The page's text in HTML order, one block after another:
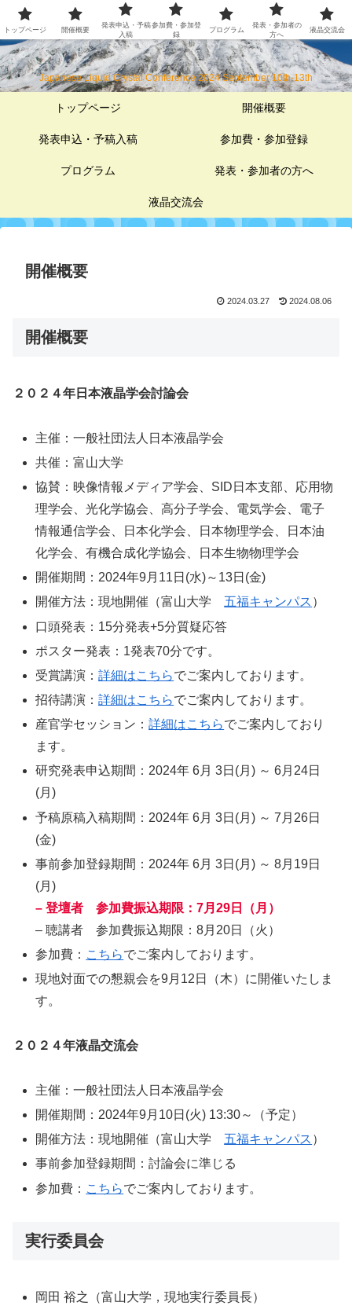
2024年日本液晶学会討論会・液晶交流会
Japanese Liquid Crystal Conference 2024 September 10th-13th
トップページ 開催概要
発表申込・予稿入稿 参加費・参加登録
プログラム 発表・参加者の方へ
液晶交流会
開催概要
2024.03.27 2024.08.06
開催概要
２０２４年日本液晶学会討論会
主催：一般社団法人日本液晶学会
共催：富山大学
協賛：映像情報メディア学会、SID日本支部、応用物
理学会、光化学協会、高分子学会、電気学会、電子
情報通信学会、日本化学会、日本物理学会、日本油
化学会、有機合成化学協会、日本生物物理学会
開催期間：2024年9月11日(水)～13日(金)
開催方法：現地開催（富山大学 五福キャンパス ）
口頭発表：15分発表+5分質疑応答
ポスター発表：1発表70分です。
受賞講演：詳細はこちらでご案内しております。
招待講演：詳細はこちらでご案内しております。
産官学セッション：詳細はこちらでご案内しており
ます。
研究発表申込期間：2024年 6月 3日(月) ～ 6月24日
(月)
予稿原稿入稿期間：2024年 6月 3日(月) ～ 7月26日
(金)
事前参加登録期間：2024年 6月 3日(月) ～ 8月19日
(月)
– 登壇者 参加費振込期限：7月29日（月）
– 聴講者 参加費振込期限：8月20日（火）
参加費： こちらでご案内しております。
現地対面での懇親会を9月12日（木）に開催いたしま
す。
２０２４年液晶交流会
主催：一般社団法人日本液晶学会
開催期間：2024年9月10日(火) 13:30～（予定）
開催方法：現地開催（富山大学 五福キャンパス ）
事前参加登録期間：討論会に準じる
参加費： こちらでご案内しております。
実行委員会
岡田 裕之（富山大学，現地実行委員長）
トップページ 開催概要
発表申込・予稿
入稿
参加費・参加登
録
プログラム
発表・参加者の
方へ
液晶交流会